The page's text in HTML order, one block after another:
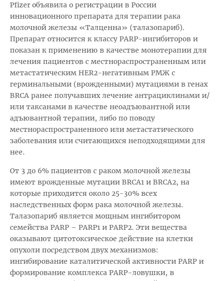
Pfizer объявила о регистрации в России
инновационного препарата для терапии рака
молочной железы «Талценна» (талазопариб).
Препарат относится к классу PARP-ингибиторов и
показан к применению в качестве монотерапии для
лечения пациентов с местнораспространенным или
метастатическим HER2-негативным РМЖ с
герминальными (врожденными) мутациями в генах
BRCA ранее получавших лечение антрациклинами и/
или таксанами в качестве неоадъювантной или
адъювантной терапии, либо по поводу
местнораспространенного или метастатического
заболевания или считающихся неподходящими для
нее.
От 3 до 6% пациентов с раком молочной железы
имеют врожденные мутации BRCA1 и BRCA2, на
которые приходится около 25-30% всех
наследственных форм рака молочной железы.
Талазопариб является мощным ингибитором
семейства PARP – PARP1 и PARP2. Эти вещества
оказывают цитотоксическое действие на клетки
опухоли посредством двух механизмов:
ингибирование каталитической активности PARP и
формирование комплекса PARP-ловушки, в